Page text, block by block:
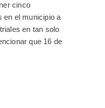
cinco
en el municipio a
en tan solo
que 16 de